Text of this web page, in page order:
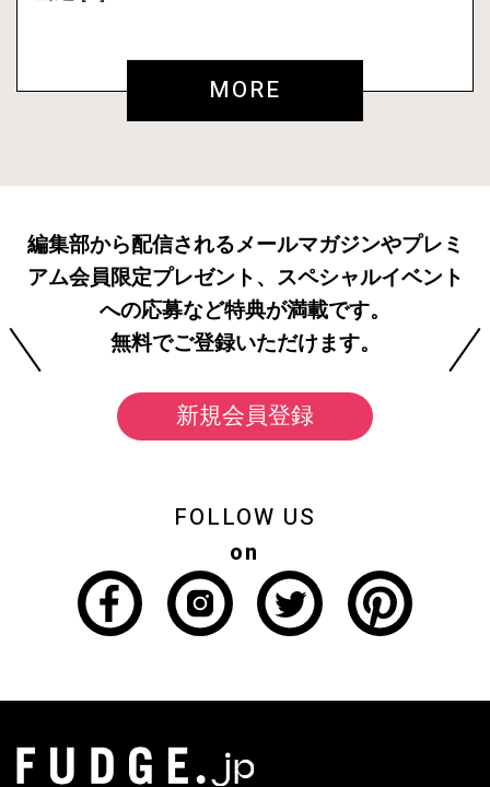
MORE
編集部から配信されるメールマガジンやプレミ
アム会員限定プレゼント、スペシャルイベント
への応募など特典が満載です。
無料でご登録いただけます。
新規会員登録
FOLLOW US
on